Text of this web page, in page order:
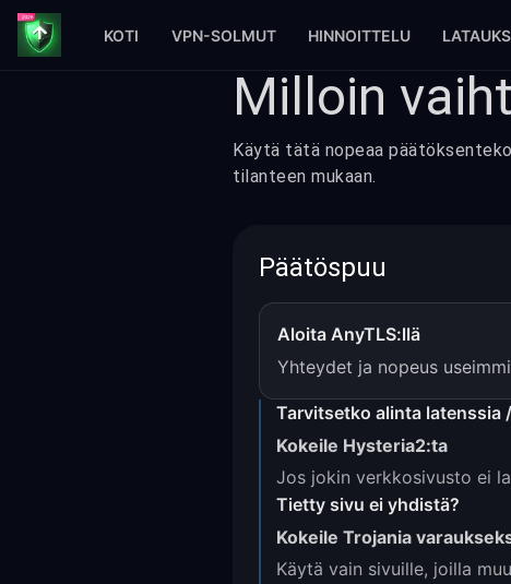
KOTI VPN-SOLMUT HINNOITTELU
Milloin
Käytä tätä nopeaa
tilanteen mukaan.
Päätöspuu
Aloita AnyTLS:llä
Yhteydet ja nopeus
Tarvitsetko alinta latenssia
Kokeile Hysteria2:ta
Jos jokin verkkosivusto ei
Tietty sivu ei yhdistä?
Kokeile Trojania
Käytä vain sivuille, joilla